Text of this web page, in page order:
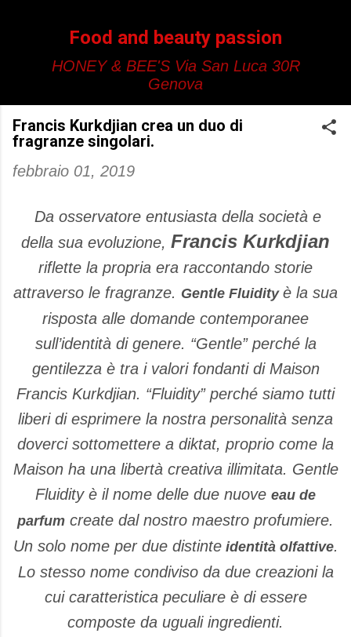
Food and beauty passion
HONEY & BEE'S Via San Luca 30R
Genova
Francis Kurkdjian crea un duo di
fragranze singolari.
febbraio 01, 2019
Da osservatore entusiasta della società e
della sua evoluzione, Francis Kurkdjian
riflette la propria era raccontando storie
attraverso le fragranze. Gentle Fluidity è la sua
risposta alle domande contemporanee
sull’identità di genere. “Gentle” perché la
gentilezza è tra i valori fondanti di Maison
Francis Kurkdjian. “Fluidity” perché siamo tutti
liberi di esprimere la nostra personalità senza
doverci sottomettere a diktat, proprio come la
Maison ha una libertà creativa illimitata. Gentle
Fluidity è il nome delle due nuove eau de
parfum create dal nostro maestro profumiere.
Un solo nome per due distinteidentità olfattive.
Lo stesso nome condiviso da due creazioni la
cui caratteristica peculiare è di essere
composte da uguali ingredienti.